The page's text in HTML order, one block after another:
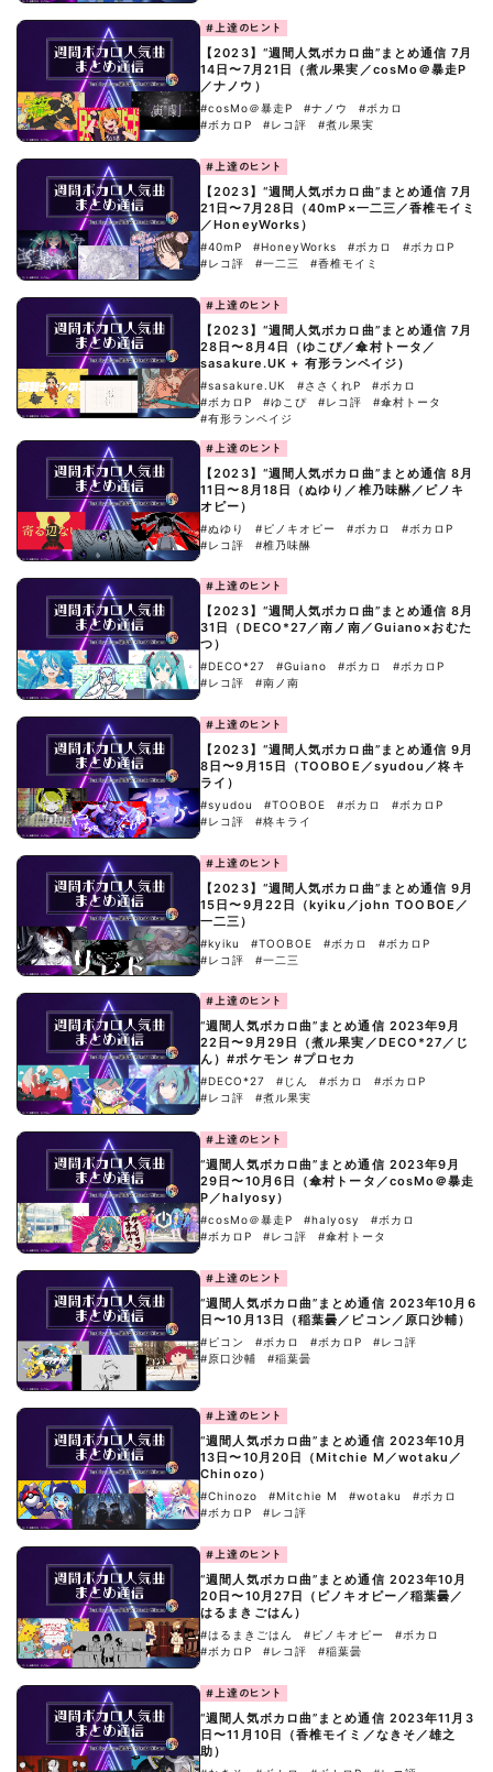
#上達のヒント
【2023】“週間人気ボカロ曲”まとめ通信 7月
14日〜7月21日（煮ル果実／cosMo＠暴走P
／ナノウ）
#cosMo＠暴走P #ナノウ
#ボカロ
#ボカロP
#レコ評 #煮ル果実
#上達のヒント
【2023】“週間人気ボカロ曲”まとめ通信 7月
21日〜7月28日（40mP×一二三／香椎モイミ
／HoneyWorks）
#40mP #HoneyWorks #ボカロ
#ボカロP
#レコ評
#一二三 #香椎モイミ
#上達のヒント
【2023】“週間人気ボカロ曲”まとめ通信 7月
28日〜8月4日（ゆこぴ／傘村トータ／
sasakure.‌UK + 有形ランペイジ）
#sasakure.‌UK #ささくれP
#ボカロ
#ボカロP
#ゆこぴ #レコ評
#傘村トータ
#有形ランペイジ
#上達のヒント
【2023】“週間人気ボカロ曲”まとめ通信 8月
11日〜8月18日（ぬゆり／椎乃味醂／ピノキ
オピー）
#ぬゆり #ピノキオピー #ボカロ
#ボカロP
#レコ評
#椎乃味醂
#上達のヒント
【2023】“週間人気ボカロ曲”まとめ通信 8月
31日（DECO*27／南ノ南／Guiano×おむた
つ）
#DECO*27 #Guiano #ボカロ
#ボカロP
#レコ評
#南ノ南
#上達のヒント
【2023】“週間人気ボカロ曲”まとめ通信 9月
8日〜9月15日（TOOBOE／syudou／柊キ
ライ）
#syudou #TOOBOE #ボカロ
#ボカロP
#レコ評
#柊キライ
#上達のヒント
【2023】“週間人気ボカロ曲”まとめ通信 9月
15日〜9月22日（kyiku／john TOOBOE／
一二三）
#kyiku #TOOBOE #ボカロ
#ボカロP
#レコ評
#一二三
#上達のヒント
“週間人気ボカロ曲”まとめ通信 2023年9月
22日〜9月29日（煮ル果実／DECO*27／じ
ん）#ポケモン #プロセカ
#DECO*27 #じん #ボカロ
#ボカロP
#レコ評
#煮ル果実
#上達のヒント
“週間人気ボカロ曲”まとめ通信 2023年9月
29日〜10月6日（傘村トータ／cosMo＠暴走
P／halyosy）
#cosMo＠暴走P #halyosy
#ボカロ
#ボカロP
#レコ評 #傘村トータ
#上達のヒント
“週間人気ボカロ曲”まとめ通信 2023年10月6
日〜10月13日（稲葉曇／ピコン／原口沙輔）
#ピコン #ボカロ #ボカロP
#レコ評
#原口沙輔
#稲葉曇
#上達のヒント
“週間人気ボカロ曲”まとめ通信 2023年10月
13日〜10月20日（Mitchie M／wotaku／
Chinozo）
#Chinozo #Mitchie M #wotaku
#ボカロ
#ボカロP
#レコ評
#上達のヒント
“週間人気ボカロ曲”まとめ通信 2023年10月
20日〜10月27日（ピノキオピー／稲葉曇／
はるまきごはん）
#はるまきごはん #ピノキオピー
#ボカロ
#ボカロP
#レコ評 #稲葉曇
#上達のヒント
“週間人気ボカロ曲”まとめ通信 2023年11月3
日〜11月10日（香椎モイミ／なきそ／雄之
助）